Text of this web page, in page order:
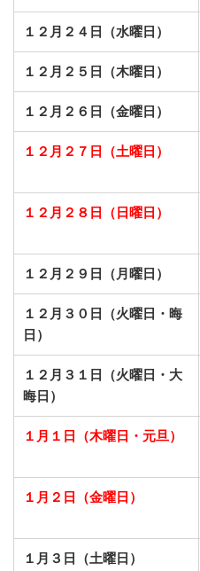
１２月２４日（水曜日）
１２月２５日（木曜日）
１２月２６日（金曜日）
１２月２７日（土曜日）
１２月２８日（日曜日）
１２月２９日（月曜日）
１２月３０日（火曜日・晦
日）
１２月３１日（火曜日・大
晦日）
１月１日（木曜日・元旦）
１月２日（金曜日）
１月３日（土曜日）